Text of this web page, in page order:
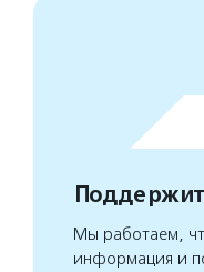
Мы работаем,
информация и